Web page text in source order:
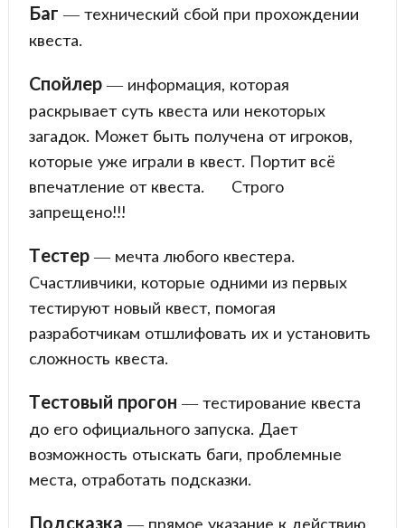
Баг — технический сбой при прохождении
квеста.
Спойлер— информация, которая
раскрывает суть квеста или некоторых
загадок. Может быть получена от игроков,
которые уже играли в квест. Портит всё
впечатление от квеста.
Строго
запрещено!!!
Тестер— мечта любого квестера.
Счастливчики, которые одними из первых
тестируют новый квест, помогая
разработчикам отшлифовать их и установить
сложность квеста.
Тестовый прогон — тестирование квеста
до его официального запуска. Дает
возможность отыскать баги, проблемные
места, отработать подсказки.
Подсказка — прямое указание к действию,